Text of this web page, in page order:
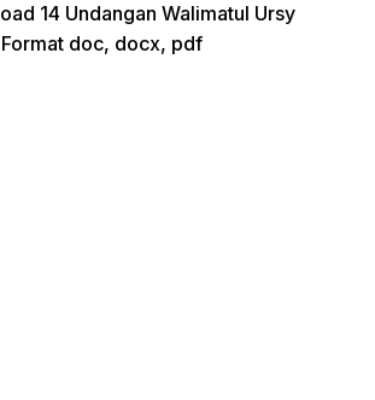
14 Undangan Walimatul Ursy
doc, docx, pdf